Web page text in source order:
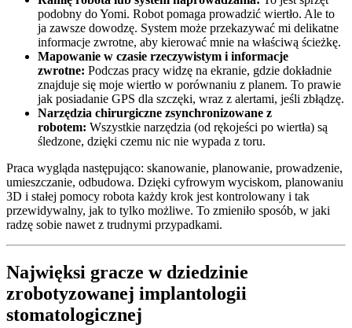
podobny do Yomi. Robot pomaga prowadzić wiertło. Ale to
ja zawsze dowodzę. System może przekazywać mi delikatne
informacje zwrotne, aby kierować mnie na właściwą ścieżkę.
Mapowanie w czasie rzeczywistym i informacje
zwrotne: Podczas pracy widzę na ekranie, gdzie dokładnie
znajduje się moje wiertło w porównaniu z planem. To prawie
jak posiadanie GPS dla szczęki, wraz z alertami, jeśli zbłądzę.
Narzędzia chirurgiczne zsynchronizowane z
robotem: Wszystkie narzędzia (od rękojeści po wiertła) są
śledzone, dzięki czemu nic nie wypada z toru.
Praca wygląda następująco: skanowanie, planowanie, prowadzenie,
umieszczanie, odbudowa. Dzięki cyfrowym wyciskom, planowaniu
3D i stałej pomocy robota każdy krok jest kontrolowany i tak
przewidywalny, jak to tylko możliwe. To zmieniło sposób, w jaki
radzę sobie nawet z trudnymi przypadkami.
Najwięksi gracze w dziedzinie
zrobotyzowanej implantologii
stomatologicznej